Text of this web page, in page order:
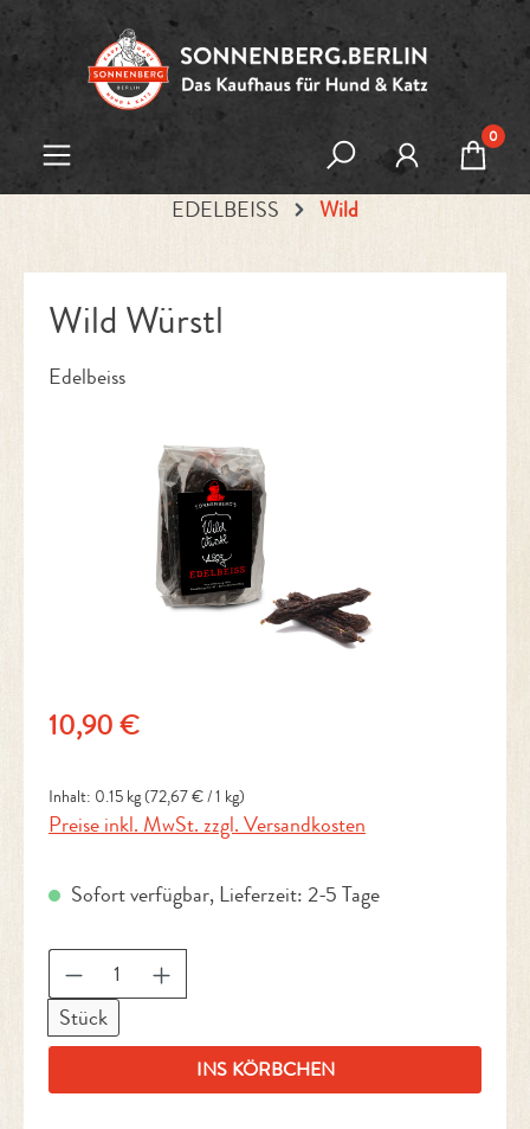
Zum Hauptinhalt springen
0
EDELBEISS Wild
Wild Würstl
Edelbeiss
Regulärer Preis:
10,90 €
Inhalt: 0.15 kg(72,67 € / 1 kg)
Preise inkl. MwSt. zzgl. Versandkosten
Sofort verfügbar, Lieferzeit: 2-5 Tage
Produkt Anzahl: Gib den gewünschten Wert
Stück
INS KÖRBCHEN